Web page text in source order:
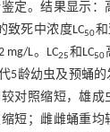
定。结果显示：
致死中浓度LC50和
mg/L。LC25和LC50
5龄幼虫及预蛹
对照缩短，雄成
短；雌雌蛹重均